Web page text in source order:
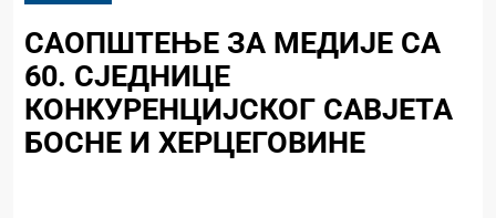
САОПШТЕЊЕ ЗА МЕДИЈЕ СА
60. СЈЕДНИЦЕ
КОНКУРЕНЦИЈСКОГ САВЈЕТА
БОСНЕ И ХЕРЦЕГОВИНЕ